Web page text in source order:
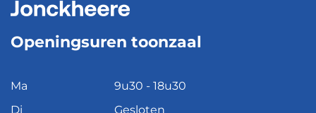
Openingsuren toonzaal
Ma
9u30 - 18u30
Di
Gesloten